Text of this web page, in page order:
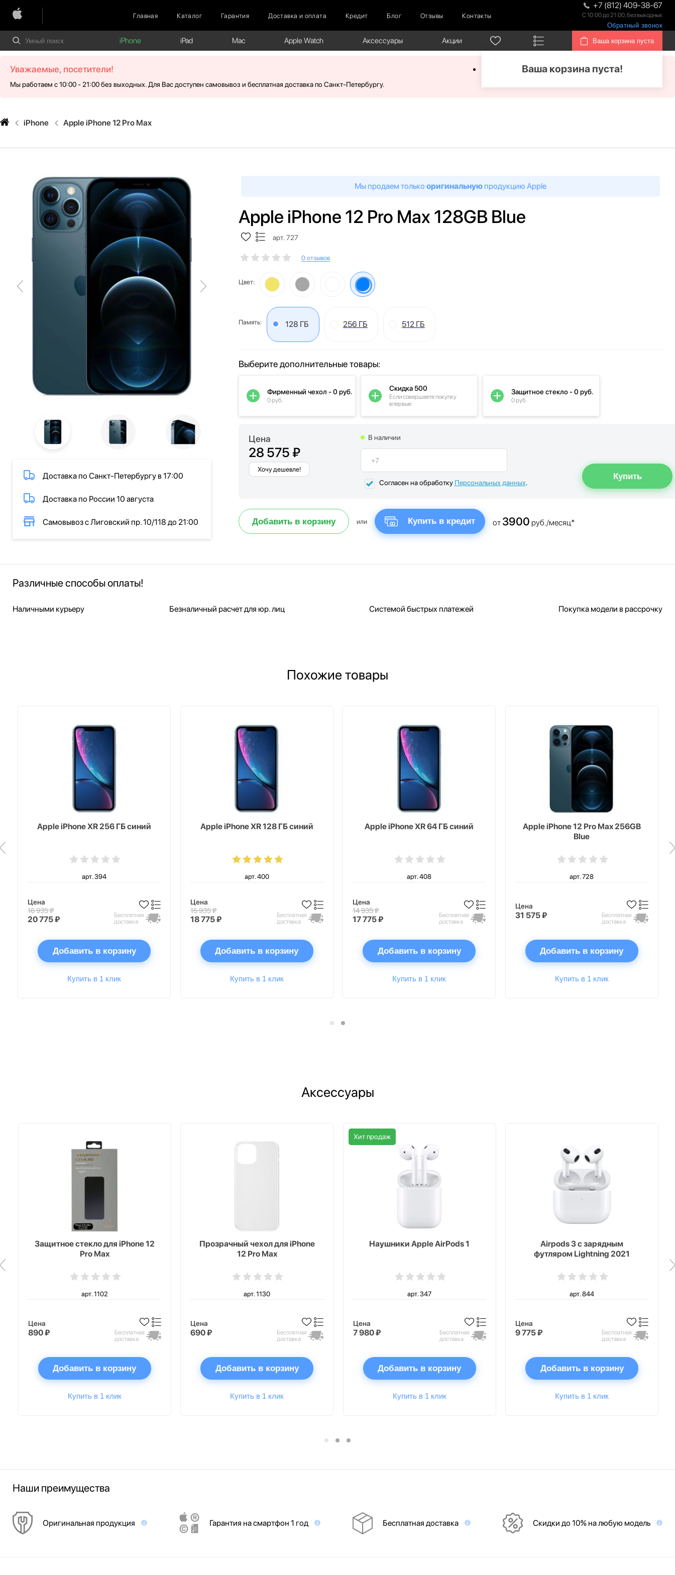
Главная Каталог Гарантия Доставка и оплата Кредит Блог Отзывы Контакты
+7 (812) 409-38-67
С 10:00 до 21:00, без выходных
Обратный звонок
iPhone iPad Mac Apple Watch Аксессуары Акции Ваша корзина пуста
Ваша корзина пуста!
Уважаемые, посетители!
Мы работаем с 10:00 - 21:00 без выходных. Для Вас доступен самовывоз и бесплатная доставка по Санкт-Петербургу.
iPhone Apple iPhone 12 Pro Max
Доставка по Санкт-Петербургу в 17:00
Доставка по России 10 августа
Самовывоз с Лиговский пр. 10/118 до 21:00
Мы продаем только оригинальную продукцию Apple
Apple iPhone 12 Pro Max 128GB Blue
арт. 727
0 отзывов
Цвет:
Память: 128 ГБ 256 ГБ 512 ГБ
Цена
28 575 ₽
Хочу дешевле!
В наличии
Согласен на обработку Персональных данных.
Добавить в корзину или Купить в кредит от 3900 руб./месяц*
Выберите дополнительные товары:
Фирменный чехол - 0 руб.
0 руб.
Скидка 500
Если совершаете покупку
впервые
Защитное стекло - 0 руб.
0 руб.
Различные способы оплаты!
Наличными курьеру Безналичный расчет для юр. лиц Системой быстрых платежей Покупка модели в рассрочку
Похожие товары
Apple iPhone XR 256 ГБ синий
арт. 394
Цена
16 935 ₽
20 775 ₽
Бесплатная
доставка
Добавить в корзину
Купить в 1 клик
Apple iPhone XR 128 ГБ синий
арт. 400
Цена
15 935 ₽
18 775 ₽
Бесплатная
доставка
Добавить в корзину
Купить в 1 клик
Apple iPhone XR 64 ГБ синий
арт. 408
Цена
14 935 ₽
17 775 ₽
Бесплатная
доставка
Добавить в корзину
Купить в 1 клик
Apple iPhone 12 Pro Max 256GB
Blue
арт. 728
Цена
31 575 ₽
Бесплатная
доставка
Добавить в корзину
Купить в 1 клик
Аксессуары
Защитное стекло для iPhone 12
Pro Max
арт. 1102
Цена
890 ₽
Бесплатная
доставка
Добавить в корзину
Купить в 1 клик
Прозрачный чехол для iPhone
12 Pro Max
арт. 1130
Цена
690 ₽
Бесплатная
доставка
Добавить в корзину
Купить в 1 клик
Хит продаж
Наушники Apple AirPods 1
арт. 347
Цена
7 980 ₽
Бесплатная
доставка
Добавить в корзину
Купить в 1 клик
Airpods 3 с зарядным
футляром Lightning 2021
арт. 844
Цена
9 775 ₽
Бесплатная
доставка
Добавить в корзину
Купить в 1 клик
Наши преимущества
Оригинальная продукция Гарантия на смартфон 1 год Бесплатная доставка Скидки до 10% на любую модель